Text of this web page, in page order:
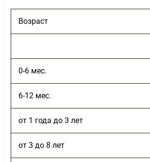
Возраст
0-6 мес.
6-12 мес.
от 1 года до 3 лет
от 3 до 8 лет